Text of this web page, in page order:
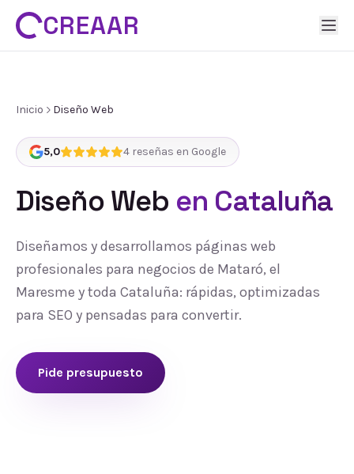
CREAAR
Inicio Diseño Web
5,0 4 reseñas en Google
Diseño Web en Cataluña
Diseñamos y desarrollamos páginas web
profesionales para negocios de Mataró, el
Maresme y toda Cataluña: rápidas, optimizadas
para SEO y pensadas para convertir.
Pide presupuesto